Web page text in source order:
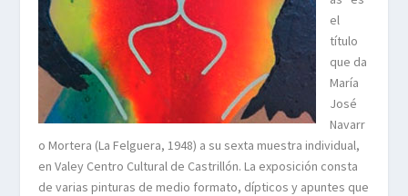
el
título
que da
María
José
Navarr
o Mortera (La Felguera, 1948) a su sexta muestra individual,
en Valey Centro Cultural de Castrillón. La exposición consta
de varias pinturas de medio formato, dípticos y apuntes que